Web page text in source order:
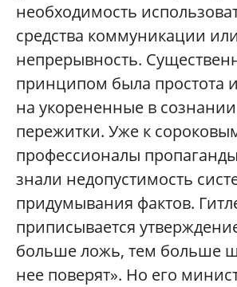
необходимость
средства коммуникации или
непрерывность.
принципом была простота
на укорененные в
пережитки. Уже к
профессионалы
знали недопустимость
придумывания фактов.
приписывается
больше ложь, тем больше
нее поверят». Но его